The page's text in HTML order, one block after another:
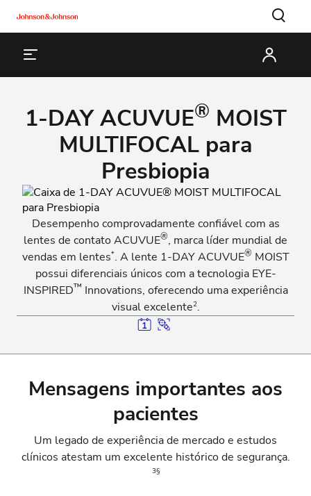
1-DAY ACUVUE® MOIST
MULTIFOCAL para
Presbiopia
Desempenho comprovadamente confiável com as
lentes de contato ACUVUE®, marca líder mundial de
vendas em lentes*. A lente 1-DAY ACUVUE® MOIST
possui diferenciais únicos com a tecnologia EYE-
INSPIRED™ Innovations, oferecendo uma experiência
visual excelente2.
Mensagens importantes aos
pacientes
Um legado de experiência de mercado e estudos
clínicos atestam um excelente histórico de segurança.
3§